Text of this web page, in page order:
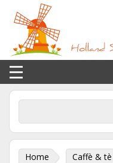
Home Caffè & tè